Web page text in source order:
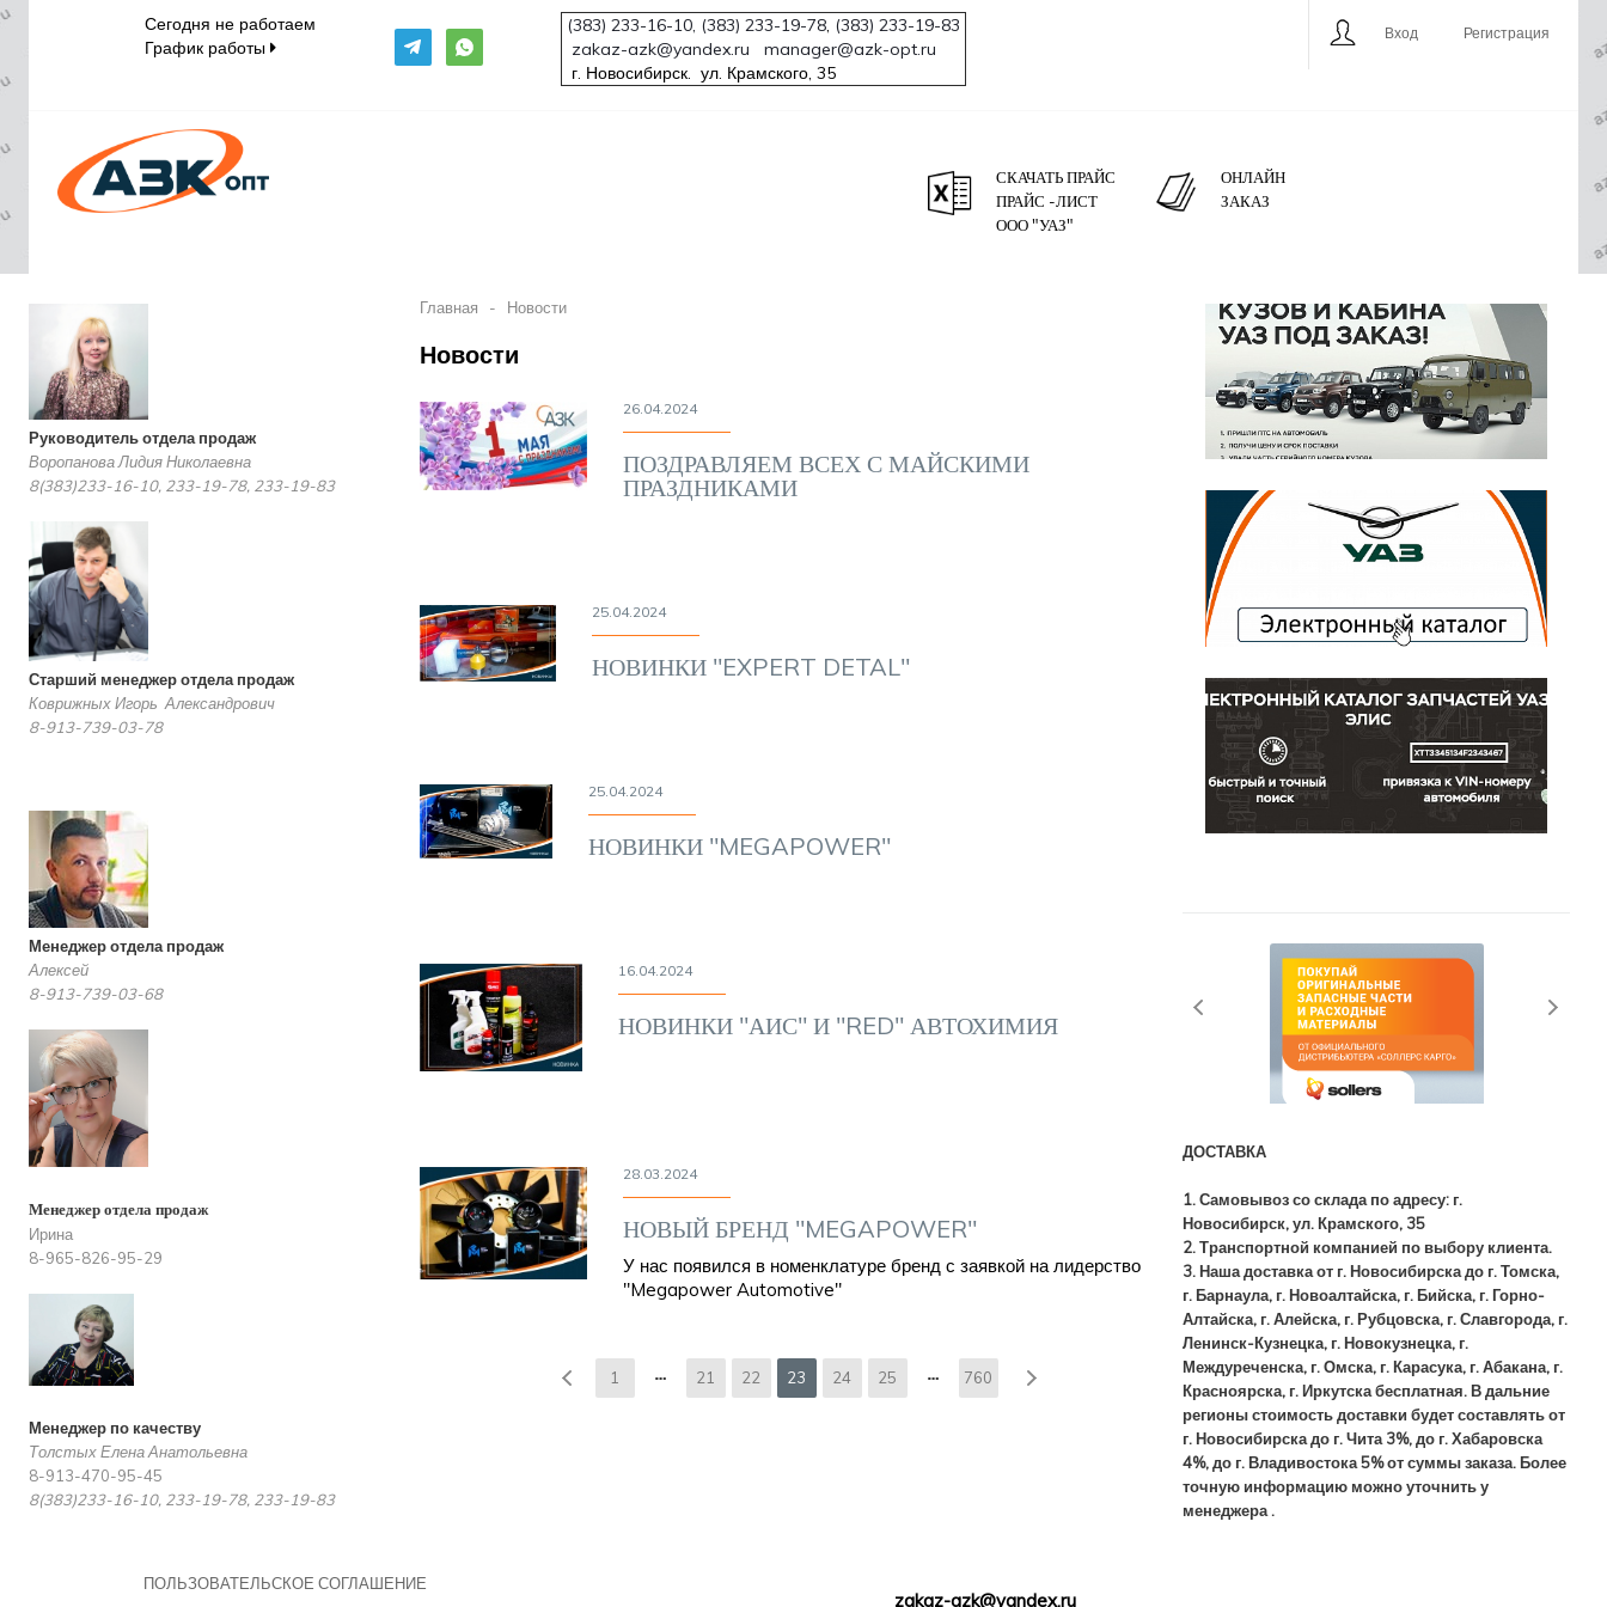
Сегодня не работаем
График работы
(383) 233-16-10, (383) 233-19-78, (383) 233-19-83
zakaz-azk@yandex.ru
manager@azk-opt.ru
г. Новосибирск. ул. Крамского, 35
Вход Регистрация
СКАЧАТЬ ПРАЙС
ПРАЙС -ЛИСТ
ООО "УАЗ"
ОНЛАЙН
ЗАКАЗ
Руководитель отдела продаж
Воропанова Лидия Николаевна
8(383)233-16-10, 233-19-78, 233-19-83
Старший менеджер отдела продаж
Коврижных Игорь Александрович
8-913-739-03-78
Менеджер отдела продаж
Алексей
8-913-739-03-68
Менеджер отдела продаж
Ирина
8-965-826-95-29
Менеджер по качеству
Толстых Елена Анатольевна
8-913-470-95-45
8(383)233-16-10, 233-19-78, 233-19-83
Главная - Новости
Новости
26.04.2024
ПОЗДРАВЛЯЕМ ВСЕХ С МАЙСКИМИ
ПРАЗДНИКАМИ
25.04.2024
НОВИНКИ "EXPERT DETAL"
25.04.2024
НОВИНКИ "MEGAPOWER"
16.04.2024
НОВИНКИ "АИС" И "RED" АВТОХИМИЯ
28.03.2024
НОВЫЙ БРЕНД "MEGAPOWER"
У нас появился в номенклатуре бренд с заявкой на лидерство
"Megapower Automotive"
1 21 22 23 24 25 760
ДОСТАВКА
1. Самовывоз со склада по адресу: г.
Новосибирск, ул. Крамского, 35
2. Транспортной компанией по выбору клиента.
3. Наша доставка от г. Новосибирска до г. Томска,
г. Барнаула, г. Новоалтайска, г. Бийска, г. Горно-
Алтайска, г. Алейска, г. Рубцовска, г. Славгорода, г.
Ленинск-Кузнецка, г. Новокузнецка, г.
Междуреченска, г. Омска, г. Карасука, г. Абакана, г.
Красноярска, г. Иркутскабесплатная. В дальние
регионы стоимость доставки будет составлять от
г. Новосибирска до г. Чита 3%, до г. Хабаровска
4%, до г. Владивостока 5% от суммы заказа. Более
точную информацию можно уточнить у
менеджера .
ПОЛЬЗОВАТЕЛЬСКОЕ СОГЛАШЕНИЕ
zakaz-azk@yandex.ru